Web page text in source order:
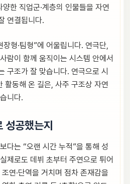
한 직업군·계층의 인물들을 자연
연결됩니다.
형·팀형”에 어울립니다. 연극단,
람이 함께 움직이는 시스템 안에서
구조가 잘 맞습니다. 연극으로 시
활동해 온 길은, 사주 구조상 자연
니다.
성공했는지
다는 “오랜 시간 누적”을 통해 성
제로도 데뷔 초부터 주연으로 튀어
연·단역을 거치며 점차 존재감을